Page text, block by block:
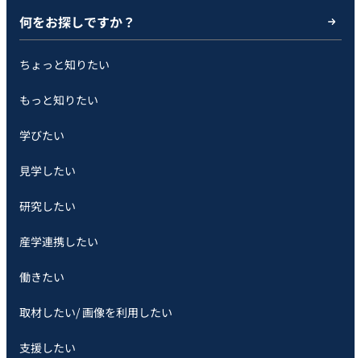
何をお探しですか？
ちょっと知りたい
もっと知りたい
学びたい
見学したい
研究したい
産学連携したい
働きたい
取材したい/ 画像を利用したい
支援したい